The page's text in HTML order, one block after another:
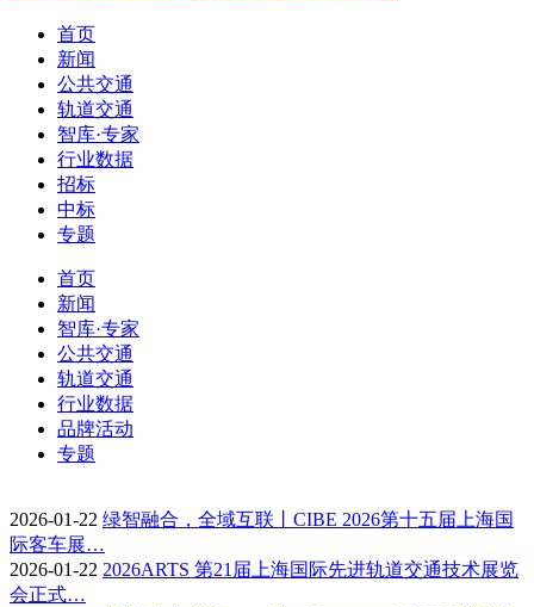
首页
新闻
公共交通
轨道交通
智库·专家
行业数据
招标
中标
专题
首页
新闻
智库·专家
公共交通
轨道交通
行业数据
品牌活动
专题
2026-01-22 绿智融合，全域互联丨CIBE 2026第十五届上海国
际客车展…
2026-01-22 2026ARTS 第21届上海国际先进轨道交通技术展览
会正式…